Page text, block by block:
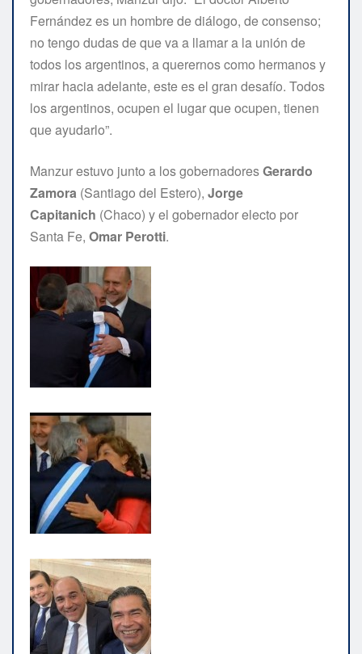
Fernández es un hombre de diálogo, de consenso;
no tengo dudas de que va a llamar a la unión de
todos los argentinos, a querernos como hermanos y
mirar hacia adelante, este es el gran desafío. Todos
los argentinos, ocupen el lugar que ocupen, tienen
que ayudarlo”.
Manzur estuvo junto a los gobernadoresGerardo
Zamora (Santiago del Estero), Jorge
Capitanich (Chaco) y el gobernador electo por
Santa Fe, Omar Perotti.